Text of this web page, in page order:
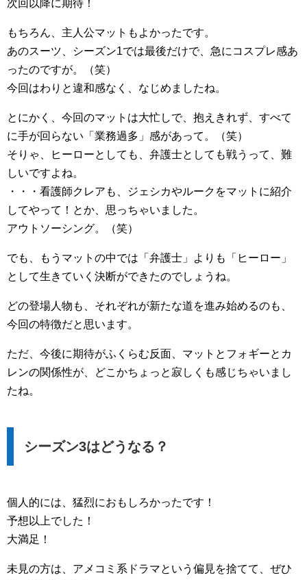
次回以降に期待！
もちろん、主人公マットもよかったです。
あのスーツ、シーズン1では最後だけで、急にコスプレ感あ
ったのですが。（笑）
今回はわりと違和感なく、なじめましたね。
とにかく、今回のマットは大忙しで、抱えきれず、すべて
に手が回らない「業務過多」感があって。（笑）
そりゃ、ヒーローとしても、弁護士としても戦うって、難
しいですよね。
・・・看護師クレアも、ジェシカやルークをマットに紹介
してやって！とか、思っちゃいました。
アウトソーシング。（笑）
でも、もうマットの中では「弁護士」よりも「ヒーロー」
として生きていく決断ができたのでしょうね。
どの登場人物も、それぞれが新たな道を進み始めるのも、
今回の特徴だと思います。
ただ、今後に期待がふくらむ反面、マットとフォギーとカ
レンの関係性が、どこかちょっと寂しくも感じちゃいまし
たね。
シーズン3はどうなる？
個人的には、猛烈におもしろかったです！
予想以上でした！
大満足！
未見の方は、アメコミ系ドラマという偏見を捨てて、ぜひ